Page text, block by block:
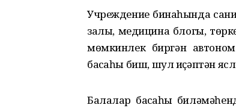
Учреждение бинаһында
залы, медицина блогы,
мөмкинлек биргән
баҡсаһы биш, шул иҫәптән
Балалар баҡсаһы